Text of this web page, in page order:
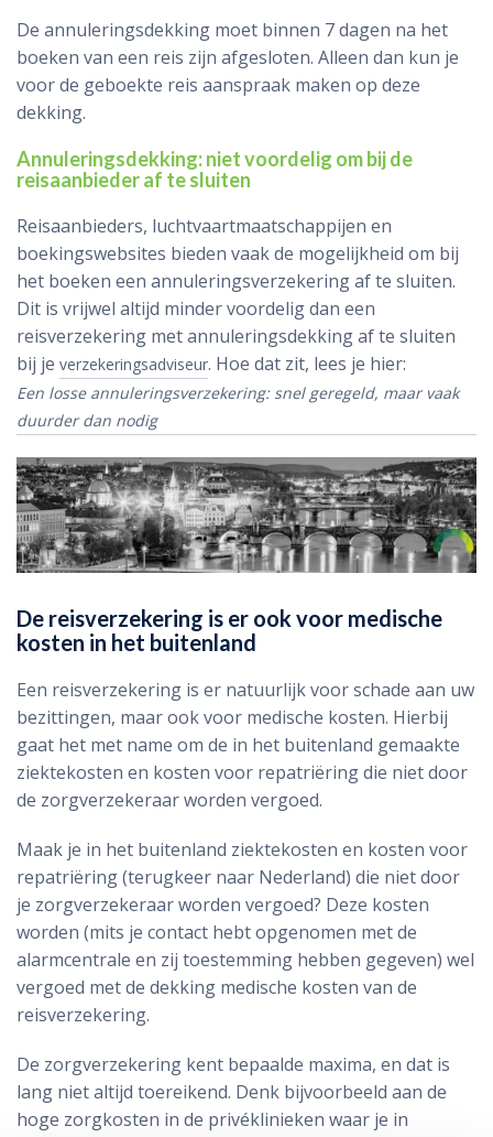
De annuleringsdekking moet binnen 7 dagen na het
boeken van een reis zijn afgesloten. Alleen dan kun je
voor de geboekte reis aanspraak maken op deze
dekking.
Annuleringsdekking: niet voordelig om bij de
reisaanbieder af te sluiten
Reisaanbieders, luchtvaartmaatschappijen en
boekingswebsites bieden vaak de mogelijkheid om bij
het boeken een annuleringsverzekering af te sluiten.
Dit is vrijwel altijd minder voordelig dan een
reisverzekering met annuleringsdekking af te sluiten
bij je verzekeringsadviseur. Hoe dat zit, lees je hier:
Een losse annuleringsverzekering: snel geregeld, maar vaak
duurder dan nodig
De reisverzekering is er ook voor medische
kosten in het buitenland
Een reisverzekering is er natuurlijk voor schade aan uw
bezittingen, maar ook voor medische kosten. Hierbij
gaat het met name om de in het buitenland gemaakte
ziektekosten en kosten voor repatriëring die niet door
de zorgverzekeraar worden vergoed.
Maak je in het buitenland ziektekosten en kosten voor
repatriëring (terugkeer naar Nederland) die niet door
je zorgverzekeraar worden vergoed? Deze kosten
worden (mits je contact hebt opgenomen met de
alarmcentrale en zij toestemming hebben gegeven) wel
vergoed met de dekking medische kosten van de
reisverzekering.
De zorgverzekering kent bepaalde maxima, en dat is
lang niet altijd toereikend. Denk bijvoorbeeld aan de
hoge zorgkosten in de privéklinieken waar je in